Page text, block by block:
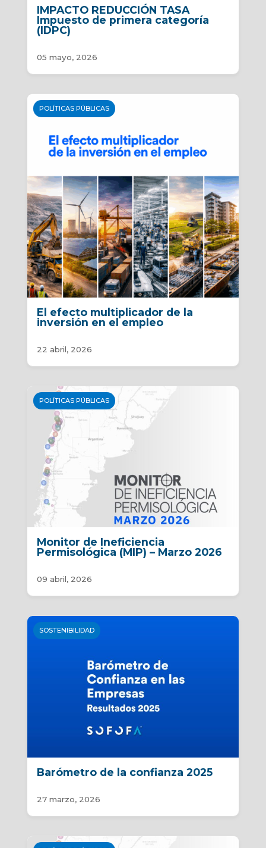
IMPACTO REDUCCIÓN TASA
Impuesto de primera categoría
(IDPC)
05 mayo, 2026
POLÍTICAS PÚBLICAS
El efecto multiplicador de la
inversión en el empleo
22 abril, 2026
POLÍTICAS PÚBLICAS
Monitor de Ineficiencia
Permisológica (MIP) – Marzo 2026
09 abril, 2026
SOSTENIBILIDAD
Barómetro de la confianza 2025
27 marzo, 2026